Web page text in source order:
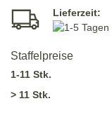
Lieferzeit:
Staffelpreise
1-11 Stk.
> 11 Stk.